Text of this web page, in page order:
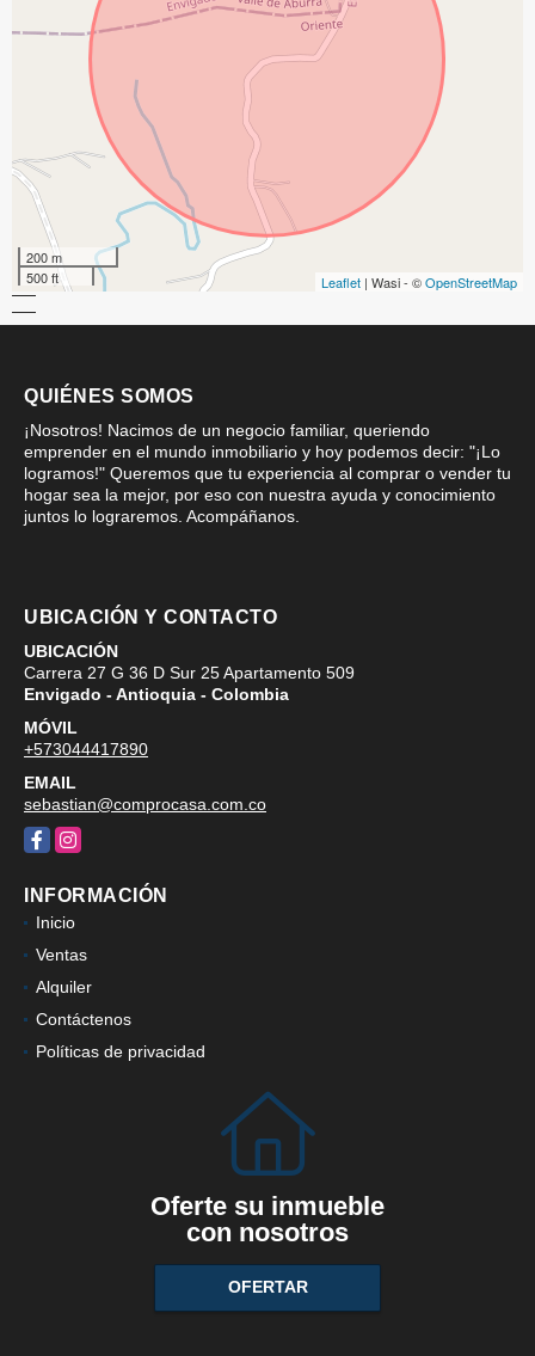
200 m
500 ft
Leaflet | Wasi - ©OpenStreetMap
QUIÉNES SOMOS
¡Nosotros! Nacimos de un negocio familiar, queriendo
emprender en el mundo inmobiliario y hoy podemos decir: "¡Lo
logramos!" Queremos que tu experiencia al comprar o vender tu
hogar sea la mejor, por eso con nuestra ayuda y conocimiento
juntos lo lograremos. Acompáñanos.
UBICACIÓN Y CONTACTO
UBICACIÓN
Carrera 27 G 36 D Sur 25 Apartamento 509
Envigado - Antioquia - Colombia
MÓVIL
+573044417890
EMAIL
sebastian@comprocasa.com.co
FacebookInstagram
INFORMACIÓN
Inicio
Ventas
Alquiler
Contáctenos
Políticas de privacidad
Oferte su inmueble
con nosotros
OFERTAR